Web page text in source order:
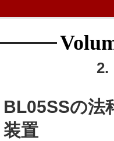
2.
BL05SSの法
装置